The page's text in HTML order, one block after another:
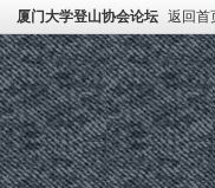
厦门大学登山协会论坛 返回首